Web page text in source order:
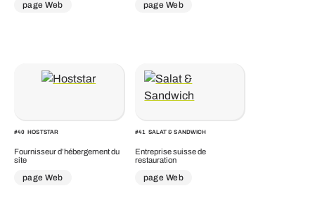
page Web page Web
#40 HOSTSTAR
Fournisseur d’hébergement du
site
page Web
#41 SALAT & SANDWICH
Entreprise suisse de
restauration
page Web